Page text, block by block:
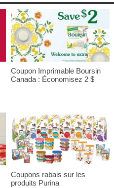
Coupon Imprimable Boursin
Canada : Économisez 2 $
Coupons rabais sur les
produits Purina